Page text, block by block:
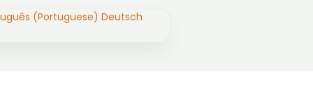
(Portuguese) Deutsch